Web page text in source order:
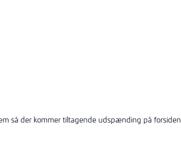
så der kommer tiltagende udspænding på forsiden